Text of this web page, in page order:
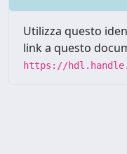
Utilizza questo
link a questo
https://